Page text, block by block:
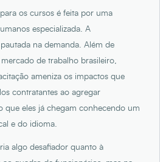
os cursos é feita por uma
especializada. A
na demanda. Além de
de trabalho brasileiro,
ameniza os impactos que
contratantes ao agregar
que eles já chegam conhecendo um
e do idioma.
algo desafiador quanto à